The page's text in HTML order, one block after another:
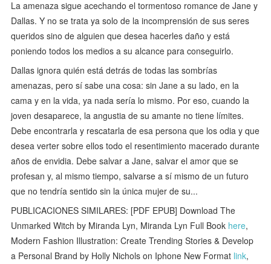
La amenaza sigue acechando el tormentoso romance de Jane y
Dallas. Y no se trata ya solo de la incomprensión de sus seres
queridos sino de alguien que desea hacerles daño y está
poniendo todos los medios a su alcance para conseguirlo.
Dallas ignora quién está detrás de todas las sombrías
amenazas, pero sí sabe una cosa: sin Jane a su lado, en la
cama y en la vida, ya nada sería lo mismo. Por eso, cuando la
joven desaparece, la angustia de su amante no tiene límites.
Debe encontrarla y rescatarla de esa persona que los odia y que
desea verter sobre ellos todo el resentimiento macerado durante
años de envidia. Debe salvar a Jane, salvar el amor que se
profesan y, al mismo tiempo, salvarse a sí mismo de un futuro
que no tendría sentido sin la única mujer de su...
PUBLICACIONES SIMILARES: [PDF EPUB] Download The
Unmarked Witch by Miranda Lyn, Miranda Lyn Full Book here,
Modern Fashion Illustration: Create Trending Stories & Develop
a Personal Brand by Holly Nichols on Iphone New Format link,